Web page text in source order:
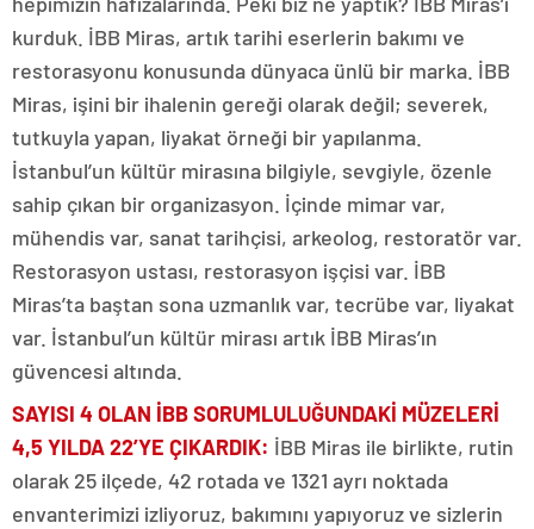
kurduk. İBB Miras, artık tarihi eserlerin bakımı ve
restorasyonu konusunda dünyaca ünlü bir marka. İBB
Miras, işini bir ihalenin gereği olarak değil; severek,
tutkuyla yapan, liyakat örneği bir yapılanma.
İstanbul’un kültür mirasına bilgiyle, sevgiyle, özenle
sahip çıkan bir organizasyon. İçinde mimar var,
mühendis var, sanat tarihçisi, arkeolog, restoratör var.
Restorasyon ustası, restorasyon işçisi var. İBB
Miras’ta baştan sona uzmanlık var, tecrübe var, liyakat
var. İstanbul’un kültür mirası artık İBB Miras’ın
güvencesi altında.
SAYISI 4 OLAN İBB SORUMLULUĞUNDAKİ MÜZELERİ
4,5 YILDA 22’YE ÇIKARDIK: İBB Miras ile birlikte, rutin
olarak 25 ilçede, 42 rotada ve 1321 ayrı noktada
envanterimizi izliyoruz, bakımını yapıyoruz ve sizlerin